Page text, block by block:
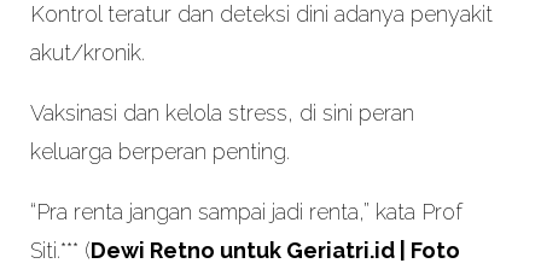
Kontrol teratur dan deteksi dini adanya penyakit
akut/kronik.
Vaksinasi dan kelola stress, di sini peran
keluarga berperan penting.
“Pra renta jangan sampai jadi renta,” kata Prof
Siti.*** (Dewi Retno untuk Geriatri.id | Foto